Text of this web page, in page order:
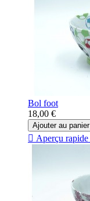
Bol foot
18,00 €
Ajouter au panier
 Aperçu rapide